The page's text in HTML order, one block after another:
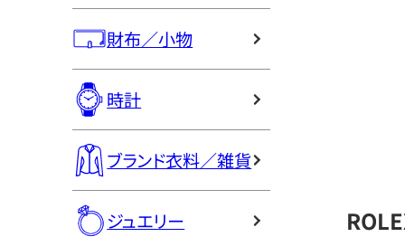
財布／小物
時計
ブランド衣料／雑貨
ジュエリー